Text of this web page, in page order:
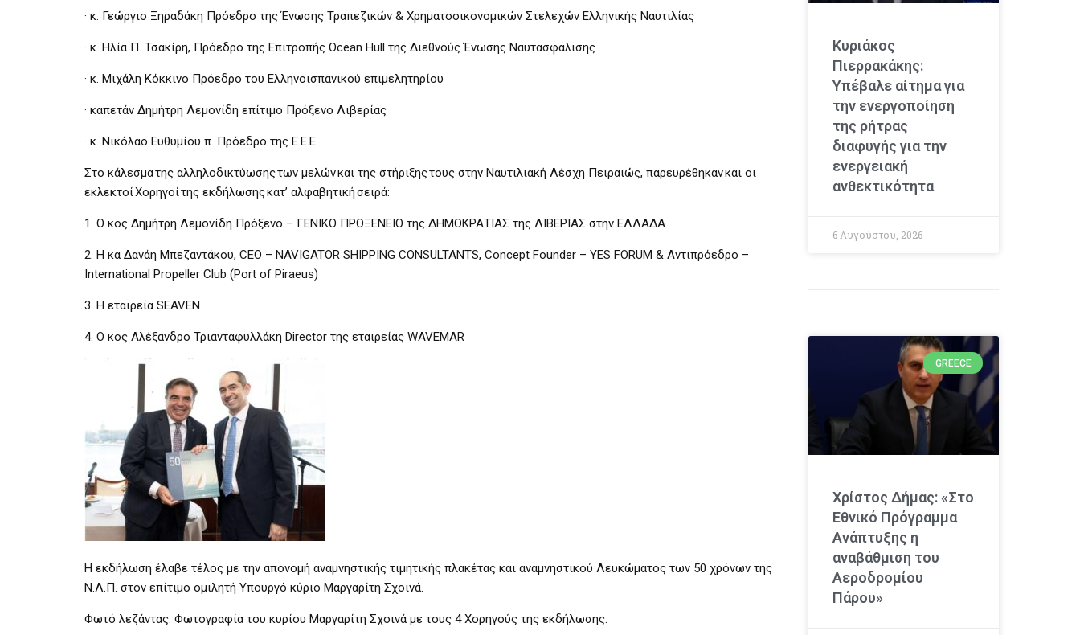
· κ. Γεώργιο Ξηραδάκη Πρόεδρο της Ένωσης Τραπεζικών & Χρηματοοικονομικών Στελεχών Ελληνικής Ναυτιλίας
· κ. Ηλία Π. Τσακίρη, Πρόεδρο της Επιτροπής Ocean Hull της Διεθνούς Ένωσης Ναυτασφάλισης
· κ. Μιχάλη Κόκκινο Πρόεδρο του Ελληνοισπανικού επιμελητηρίου
· καπετάν Δημήτρη Λεμονίδη επίτιμο Πρόξενο Λιβερίας
· κ. Νικόλαο Ευθυμίου π. Πρόεδρο της Ε.Ε.Ε.
Στο κάλεσμα της αλληλοδικτύωσης των μελών και της στήριξης τους στην Ναυτιλιακή Λέσχη Πειραιώς, παρευρέθηκαν και οι
εκλεκτοί Χορηγοί της εκδήλωσης κατ’ αλφαβητική σειρά:
1. O κος Δημήτρη Λεμονίδη Πρόξενο – ΓΕΝΙΚΟ ΠΡΟΞΕΝΕΙΟ της ΔΗΜΟΚΡΑΤΙΑΣ της ΛΙΒΕΡΙΑΣ στην ΕΛΛΑΔΑ.
2. Η κα Δανάη Μπεζαντάκου, CEO – NAVIGATOR SHIPPING CONSULTANTS, Concept Founder – YES FORUM & Αντιπρόεδρο –
International Propeller Club (Port of Piraeus)
3. Η εταιρεία SEAVEN
4. Ο κος Αλέξανδρο Τριανταφυλλάκη Director της εταιρείας WAVEMAR
Η εκδήλωση έλαβε τέλος με την απονομή αναμνηστικής τιμητικής πλακέτας και αναμνηστικού Λευκώματος των 50 χρόνων της
Ν.Λ.Π. στον επίτιμο ομιλητή Υπουργό κύριο Μαργαρίτη Σχοινά.
Φωτό λεζάντας: Φωτογραφία του κυρίου Μαργαρίτη Σχοινά με τους 4 Χορηγούς της εκδήλωσης.
Κυριάκος
Πιερρακάκης:
Υπέβαλε αίτημα για
την ενεργοποίηση
της ρήτρας
διαφυγής για την
ενεργειακή
ανθεκτικότητα
6 Αυγούστου, 2026
GREECE
Χρίστος Δήμας: «Στο
Εθνικό Πρόγραμμα
Ανάπτυξης η
αναβάθμιση του
Αεροδρομίου
Πάρου»